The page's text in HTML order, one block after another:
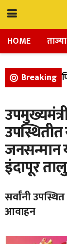
HOME
Breaking
आणि
उपस्थितीत
जनसन्मान
इंदापूर
सर्वांनी
आवाहन